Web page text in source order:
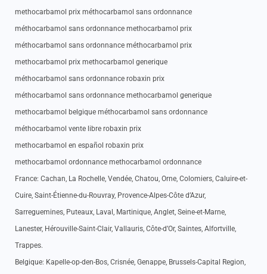
methocarbamol prix méthocarbamol sans ordonnance
méthocarbamol sans ordonnance methocarbamol prix
méthocarbamol sans ordonnance méthocarbamol prix
methocarbamol prix methocarbamol generique
méthocarbamol sans ordonnance robaxin prix
méthocarbamol sans ordonnance methocarbamol generique
methocarbamol belgique méthocarbamol sans ordonnance
méthocarbamol vente libre robaxin prix
methocarbamol en español robaxin prix
methocarbamol ordonnance methocarbamol ordonnance
France: Cachan, La Rochelle, Vendée, Chatou, Orne, Colomiers, Caluire-et-
Cuire, Saint-Étienne-du-Rouvray, Provence-Alpes-Côte d’Azur,
Sarreguemines, Puteaux, Laval, Martinique, Anglet, Seine-et-Marne,
Lanester, Hérouville-Saint-Clair, Vallauris, Côte-d’Or, Saintes, Alfortville,
Trappes.
Belgique: Kapelle-op-den-Bos, Crisnée, Genappe, Brussels-Capital Region,